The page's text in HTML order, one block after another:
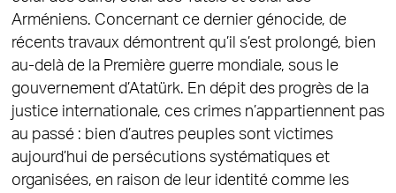
Arméniens. Concernant ce dernier génocide, de
récents travaux démontrent qu’il s’est prolongé, bien
au-delà de la Première guerre mondiale, sous le
gouvernement d’Atatürk. En dépit des progrès de la
justice internationale, ces crimes n’appartiennent pas
au passé : bien d’autres peuples sont victimes
aujourd’hui de persécutions systématiques et
organisées, en raison de leur identité comme les